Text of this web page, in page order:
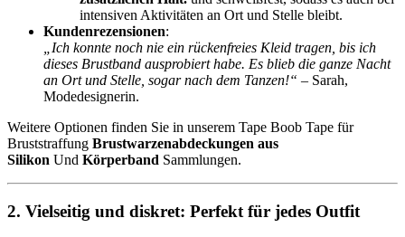
intensiven Aktivitäten an Ort und Stelle bleibt.
Kundenrezensionen:
„Ich konnte noch nie ein rückenfreies Kleid tragen, bis ich
dieses Brustband ausprobiert habe. Es blieb die ganze Nacht
an Ort und Stelle, sogar nach dem Tanzen!“ – Sarah,
Modedesignerin.
Weitere Optionen finden Sie in unserem Tape Boob Tape für
Bruststraffung Brustwarzenabdeckungen aus
Silikon Und Körperband Sammlungen.
2. Vielseitig und diskret: Perfekt für jedes Outfit